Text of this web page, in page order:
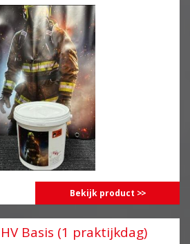
Bekijk product
Basis (1 praktijkdag)